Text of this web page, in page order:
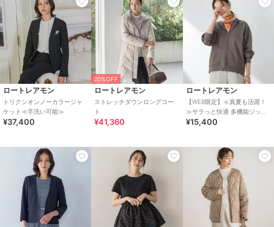
ロートレアモン
トリクシオンノーカラージャ
ケット≪手洗い可能≫
¥37,400
20%OFF
ロートレアモン
ストレッチダウンロングコー
ト
¥41,360
ロートレアモン
【WEB限定】≪真夏も活躍！
≫サラっと快適 多機能ジップ
パーカー
¥15,400